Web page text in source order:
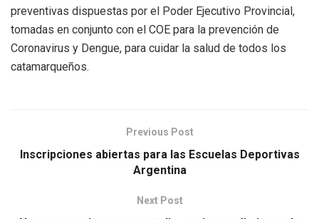
preventivas dispuestas por el Poder Ejecutivo Provincial,
tomadas en conjunto con el COE para la prevención de
Coronavirus y Dengue, para cuidar la salud de todos los
catamarqueños.
Previous Post
Inscripciones abiertas para las Escuelas Deportivas
Argentina
Next Post